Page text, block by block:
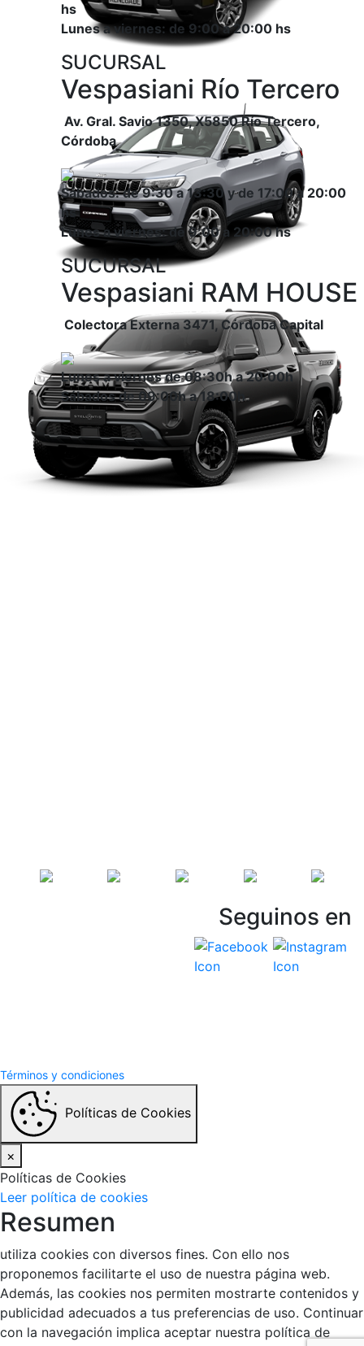
hs
Lunes a viernes: de 9:00 a 20:00 hs
SUCURSAL
Vespasiani Río Tercero
Av. Gral. Savio 1350, X5850 Río Tercero,
Córdoba
Sábados: de 9:30 a 13:30 y de 17:00 a 20:00
hs
Lunes a viernes: de 9:00 a 20:00 hs
SUCURSAL
Vespasiani RAM HOUSE
Colectora Externa 3471, Córdoba Capital
Lunes a viernes de 08:30h a 20:00h
Sábados de 09:00h a 18:00h
Seguinos en
Términos y condiciones
Políticas de Cookies
×
Políticas de Cookies
Leer política de cookies
Resumen
utiliza cookies con diversos fines. Con ello nos
proponemos facilitarte el uso de nuestra página web.
Además, las cookies nos permiten mostrarte contenidos y
publicidad adecuados a tus preferencias de uso. Continuar
con la navegación implica aceptar nuestra política de